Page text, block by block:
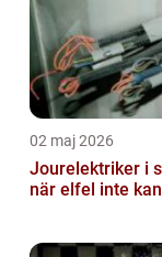
02 maj 2026
Jourelektriker i
när elfel inte